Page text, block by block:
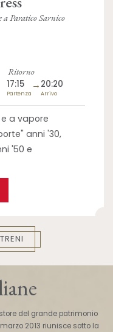
Paratico Sarnico
Ritorno
17:15
Partenza
→ 20:20
Arrivo
a vapore
anni '30,
'50 e
del grande patrimonio
2013 riunisce sotto la